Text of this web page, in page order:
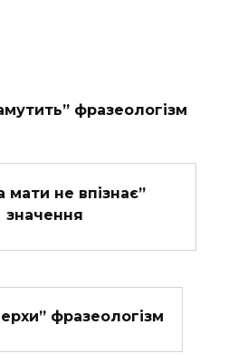
фразеологізм
мати не впізнає”
значення
фразеологізм